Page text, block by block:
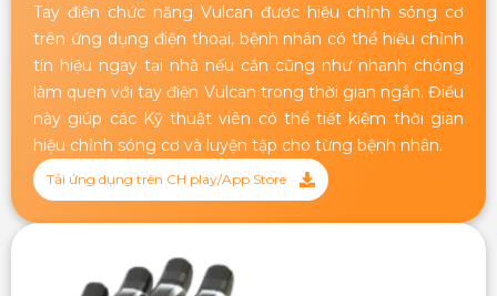
Tay điện chức năng Vulcan được hiệu chỉnh sóng cơ
trên ứng dụng điện thoại, bệnh nhân có thể hiệu chỉnh
tín hiệu ngay tại nhà nếu cần cũng như nhanh chóng
làm quen với tay điện Vulcan trong thời gian ngắn. Điều
này giúp các Kỹ thuật viên có thể tiết kiệm thời gian
hiệu chỉnh sóng cơ và luyện tập cho từng bệnh nhân.
Tải ứng dụng trên CH play/App Store